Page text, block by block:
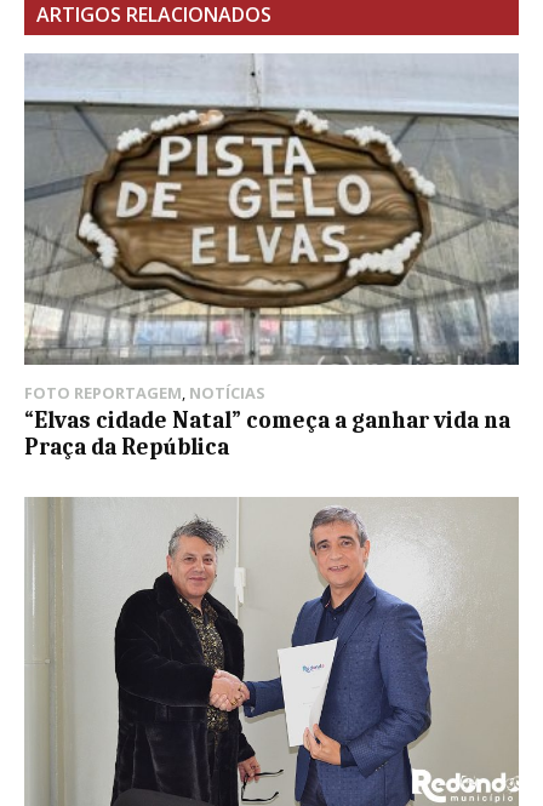
ARTIGOS RELACIONADOS
FOTO REPORTAGEM, NOTÍCIAS
“Elvas cidade Natal” começa a ganhar vida na
Praça da República